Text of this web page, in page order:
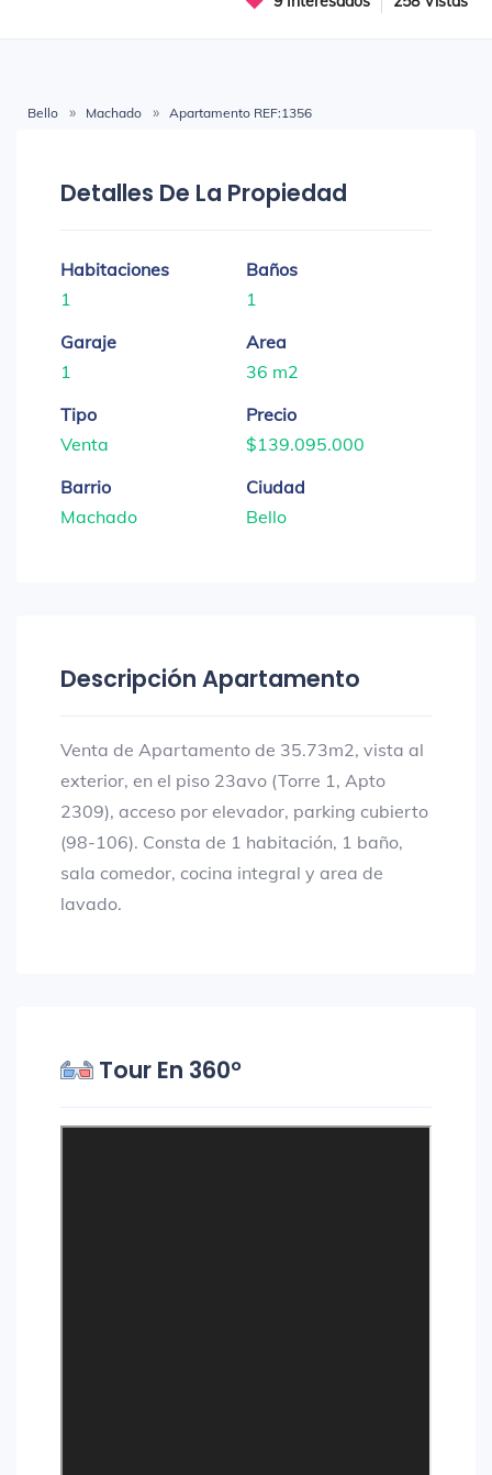
Bello Machado Apartamento REF:1356
Detalles De La Propiedad
Habitaciones
1
Baños
1
Garaje
1
Area
36 m2
Tipo
Venta
Precio
$139.095.000
Barrio
Machado
Ciudad
Bello
Descripción Apartamento
Venta de Apartamento de 35.73m2, vista al
exterior, en el piso 23avo (Torre 1, Apto
2309), acceso por elevador, parking cubierto
(98-106). Consta de 1 habitación, 1 baño,
sala comedor, cocina integral y area de
lavado.
Tour En 360°